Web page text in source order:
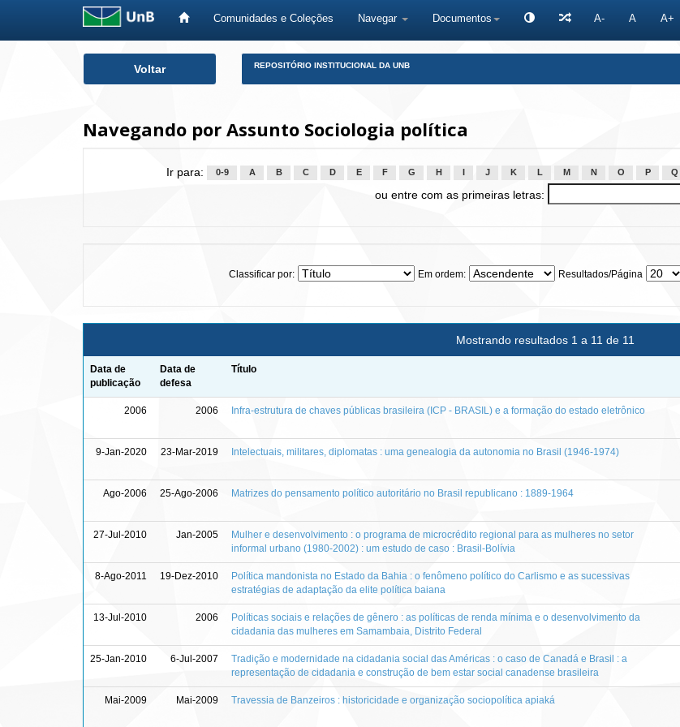
Comunidades e Coleções Navegar Documentos A- A A+
Voltar REPOSITÓRIO INSTITUCIONAL DA UNB
Navegando por Assunto Sociologia política
Ir para: 0-9 A B C D E F G H J K L M N O P Q
ou entre com as primeiras letras:
Classificar por: Em ordem: Resultados/Página
Mostrando resultados 1 a 11 de 11
Data de
publicação
Data de
defesa
Título
2006 2006 Infra-estrutura de chaves públicas brasileira (ICP - BRASIL) e a formação do estado eletrônico
9-Jan-2020 23-Mar-2019 Intelectuais, militares, diplomatas : uma genealogia da autonomia no Brasil (1946-1974)
Ago-2006 25-Ago-2006 Matrizes do pensamento político autoritário no Brasil republicano : 1889-1964
27-Jul-2010 Jan-2005
Mulher e desenvolvimento : o programa de microcrédito regional para as mulheres no setor
informal urbano (1980-2002) : um estudo de caso : Brasil-Bolívia
8-Ago-2011 19-Dez-2010
Política mandonista no Estado da Bahia : o fenômeno político do Carlismo e as sucessivas
estratégias de adaptação da elite política baiana
13-Jul-2010 2006
Políticas sociais e relações de gênero : as políticas de renda mínima e o desenvolvimento da
cidadania das mulheres em Samambaia, Distrito Federal
25-Jan-2010 6-Jul-2007
Tradição e modernidade na cidadania social das Américas : o caso de Canadá e Brasil : a
representação de cidadania e construção de bem estar social canadense brasileira
Mai-2009 Mai-2009 Travessia de Banzeiros : historicidade e organização sociopolítica apiaká